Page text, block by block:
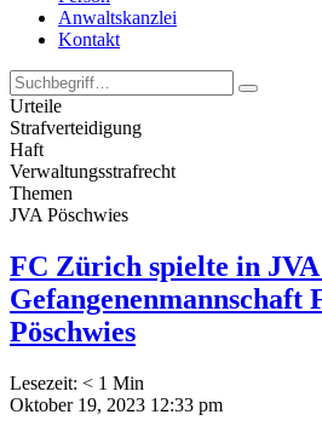
Anwaltskanzlei
Kontakt
Urteile
Strafverteidigung
Haft
Verwaltungs­strafrecht
Themen
JVA Pöschwies
FC Zürich spielte in JVA
Gefangenenmannschaft
Pöschwies
Lesezeit: < 1 Min
Oktober 19, 2023 12:33 pm